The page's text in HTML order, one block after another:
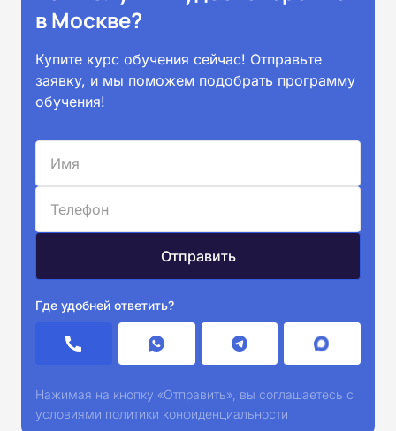
в Москве?
Купите курс обучения сейчас! Отправьте
заявку, и мы поможем подобрать программу
обучения!
Где удобней ответить?
Нажимая на кнопку «Отправить», вы соглашаетесь с
условиями политики конфиденциальности